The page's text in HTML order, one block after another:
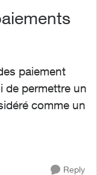
paiement
de permettre un
comme un
Reply